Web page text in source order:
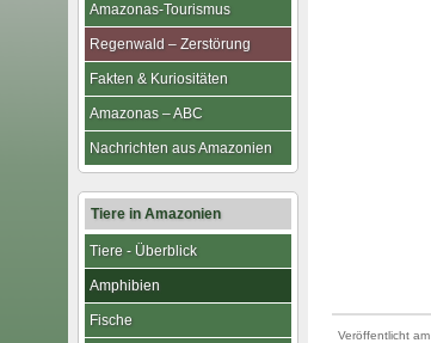
Veröffentlicht am
Amazonas-Tourismus
Regenwald – Zerstörung
Fakten & Kuriositäten
Amazonas – ABC
Nachrichten aus Amazonien
Tiere in Amazonien
Tiere - Überblick
Amphibien
Fische